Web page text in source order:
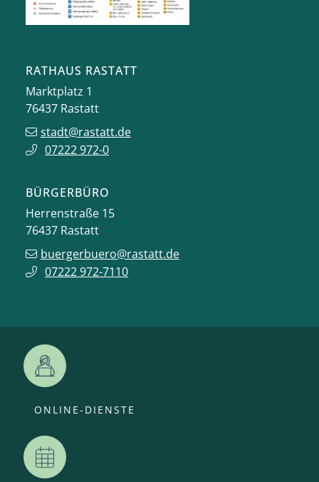
RATHAUS RASTATT
Marktplatz 1
76437 Rastatt
stadt@rastatt.de
07222 972-0
BÜRGERBÜRO
Herrenstraße 15
76437 Rastatt
buergerbuero@rastatt.de
07222 972-7110
ONLINE-DIENSTE